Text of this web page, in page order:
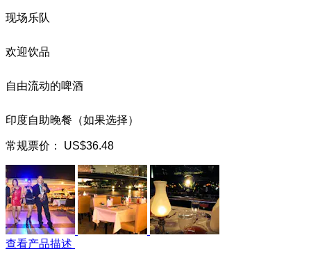
现场乐队
欢迎饮品
自由流动的啤酒
印度自助晚餐（如果选择）
常规票价： US$36.48
查看产品描述